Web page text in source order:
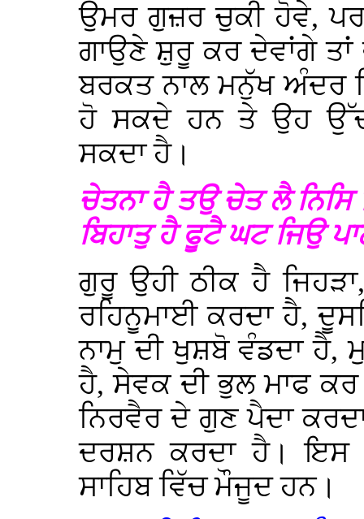
ਉਮਰ ਗੁਜ਼ਰ ਚੁਕੀ ਹੋਵੇ,
ਗਾਉਣੇ ਸ਼ੁਰੂ ਕਰ ਦੇਵਾਂਗੇ
ਬਰਕਤ ਨਾਲ ਮਨੁੱਖ ਅੰਦਰ
ਹੋ ਸਕਦੇ ਹਨ ਤੇ ਉਹ
ਸਕਦਾ ਹੈ।
ਚੇਤਨਾ ਹੈ ਤਉ ਚੇਤ ਲੈ ਨਿਸਿ
ਬਿਹਾਤੁ ਹੈ ਫੂਟੈ ਘਟ ਜਿਉ
ਗੁਰੂ ਉਹੀ ਠੀਕ ਹੈ
ਰਹਿਨੂਮਾਈ ਕਰਦਾ ਹੈ,
ਨਾਮੁ ਦੀ ਖੁਸ਼ਬੋ ਵੰਡਦਾ ਹੈ,
ਹੈ, ਸੇਵਕ ਦੀ ਭੁਲ ਮਾਫ
ਨਿਰਵੈਰ ਦੇ ਗੁਣ ਪੈਦਾ
ਦਰਸ਼ਨ ਕਰਦਾ ਹੈ।
ਸਾਹਿਬ ਵਿੱਚ ਮੌਜੂਦ ਹਨ।